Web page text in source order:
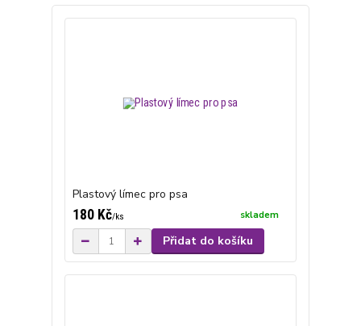
Plastový límec pro psa
180 Kč/ks skladem
Přidat do košíku